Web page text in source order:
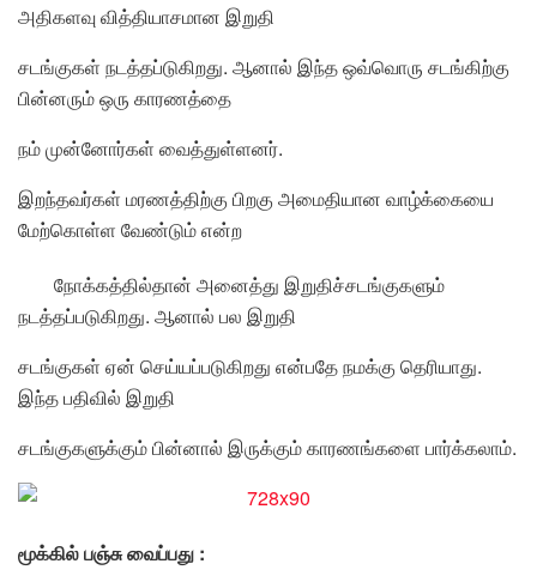
அதிகளவு வித்தியாசமான இறுதி
சடங்குகள் நடத்தப்டுகிறது. ஆனால் இந்த ஒவ்வொரு சடங்கிற்கு
பின்னரும் ஒரு காரணத்தை
நம் முன்னோர்கள் வைத்துள்ளனர்.
இறந்தவர்கள் மரணத்திற்கு பிறகு அமைதியான வாழ்க்கையை
மேற்கொள்ள வேண்டும் என்ற
நோக்கத்தில்தான் அனைத்து இறுதிச்சடங்குகளும்
நடத்தப்படுகிறது. ஆனால் பல இறுதி
சடங்குகள் ஏன் செய்யப்படுகிறது என்பதே நமக்கு தெரியாது.
இந்த பதிவில் இறுதி
சடங்குகளுக்கும் பின்னால் இருக்கும் காரணங்களை பார்க்கலாம்.
மூக்கில் பஞ்சு வைப்பது :